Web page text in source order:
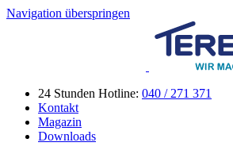
Navigation überspringen
24 Stunden Hotline: 040 / 271 371
Kontakt
Magazin
Downloads